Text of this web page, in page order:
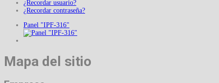
¿Recordar usuario?
¿Recordar contraseña?
Panel "IPF-316"
Mapa del sitio